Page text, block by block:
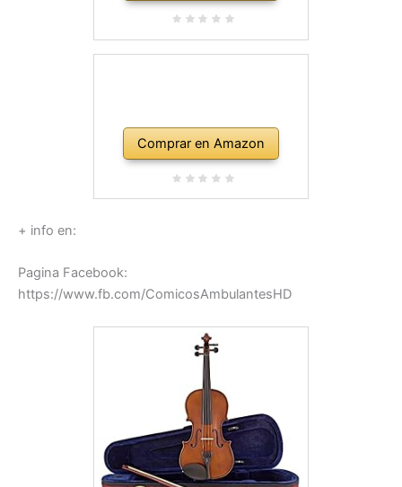
Comprar en Amazon
+ info en:
Pagina Facebook:
https://www.fb.com/ComicosAmbulantesHD